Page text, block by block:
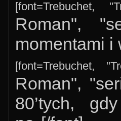
[font=Trebuchet,
Roman",
momentami i
[font=Trebuchet,
Roman",
80’tych,